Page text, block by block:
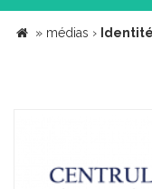
» médias ›